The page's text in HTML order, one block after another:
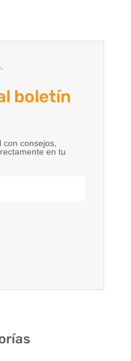
boletín
consejos,
en tu